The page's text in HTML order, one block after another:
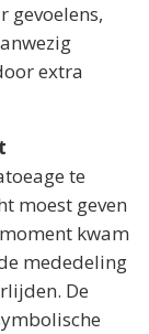
gevoelens,
extra
te
moest geven
kwam
mededeling
De